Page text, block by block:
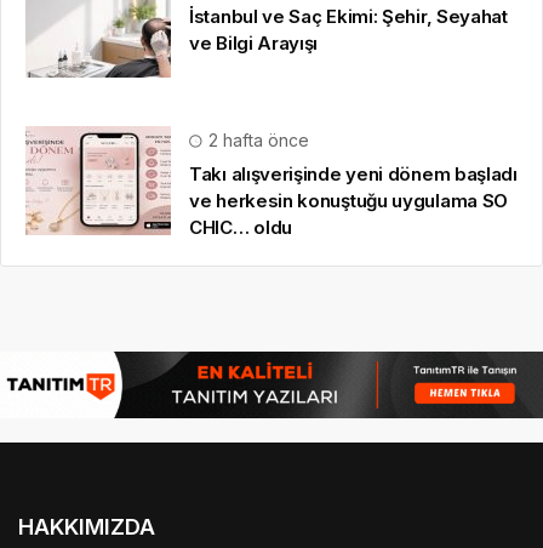
İstanbul ve Saç Ekimi: Şehir, Seyahat
ve Bilgi Arayışı
2 hafta önce
Takı alışverişinde yeni dönem başladı
ve herkesin konuştuğu uygulama SO
CHIC… oldu
HAKKIMIZDA